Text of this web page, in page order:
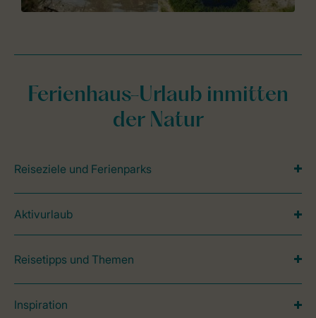
Ferienhaus-Urlaub inmitten
der Natur
Reiseziele und Ferienparks
Aktivurlaub
Reisetipps und Themen
Inspiration